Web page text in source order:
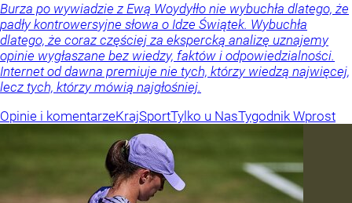
Burza po wywiadzie z Ewą Woydyłło nie wybuchła dlatego, że
padły kontrowersyjne słowa o Idze Świątek. Wybuchła
dlatego, że coraz częściej za ekspercką analizę uznajemy
opinie wygłaszane bez wiedzy, faktów i odpowiedzialności.
Internet od dawna premiuje nie tych, którzy wiedzą najwięcej,
lecz tych, którzy mówią najgłośniej.
Opinie i komentarzeKrajSportTylko u NasTygodnik Wprost